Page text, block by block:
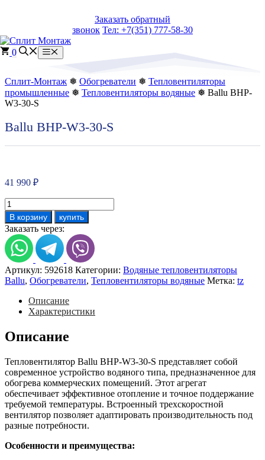
Заказать обратный
звонок Тел: +7(351) 777-58-30
0 Меню
Сплит-Монтаж ❅ Обогреватели ❅ Тепловентиляторы
промышленные ❅ Тепловентиляторы водяные ❅ Ballu BHP-
W3-30-S
Ballu BHP-W3-30-S
41 990 ₽
Количество
товара
Ballu
BHP-
W3-
30-
S
В корзину купить
Заказать через:
Артикул: 592618 Категории: Водяные тепловентиляторы
Ballu, Обогреватели, Тепловентиляторы водяные Метка: tz
Описание
Характеристики
Описание
Тепловентилятор Ballu BHP-W3-30-S представляет собой
современное устройство водяного типа, предназначенное для
обогрева коммерческих помещений. Этот агрегат
обеспечивает эффективное отопление и точное поддержание
требуемой температуры. Встроенный трехскоростной
вентилятор позволяет адаптировать производительность под
разные потребности.
Особенности и преимущества: